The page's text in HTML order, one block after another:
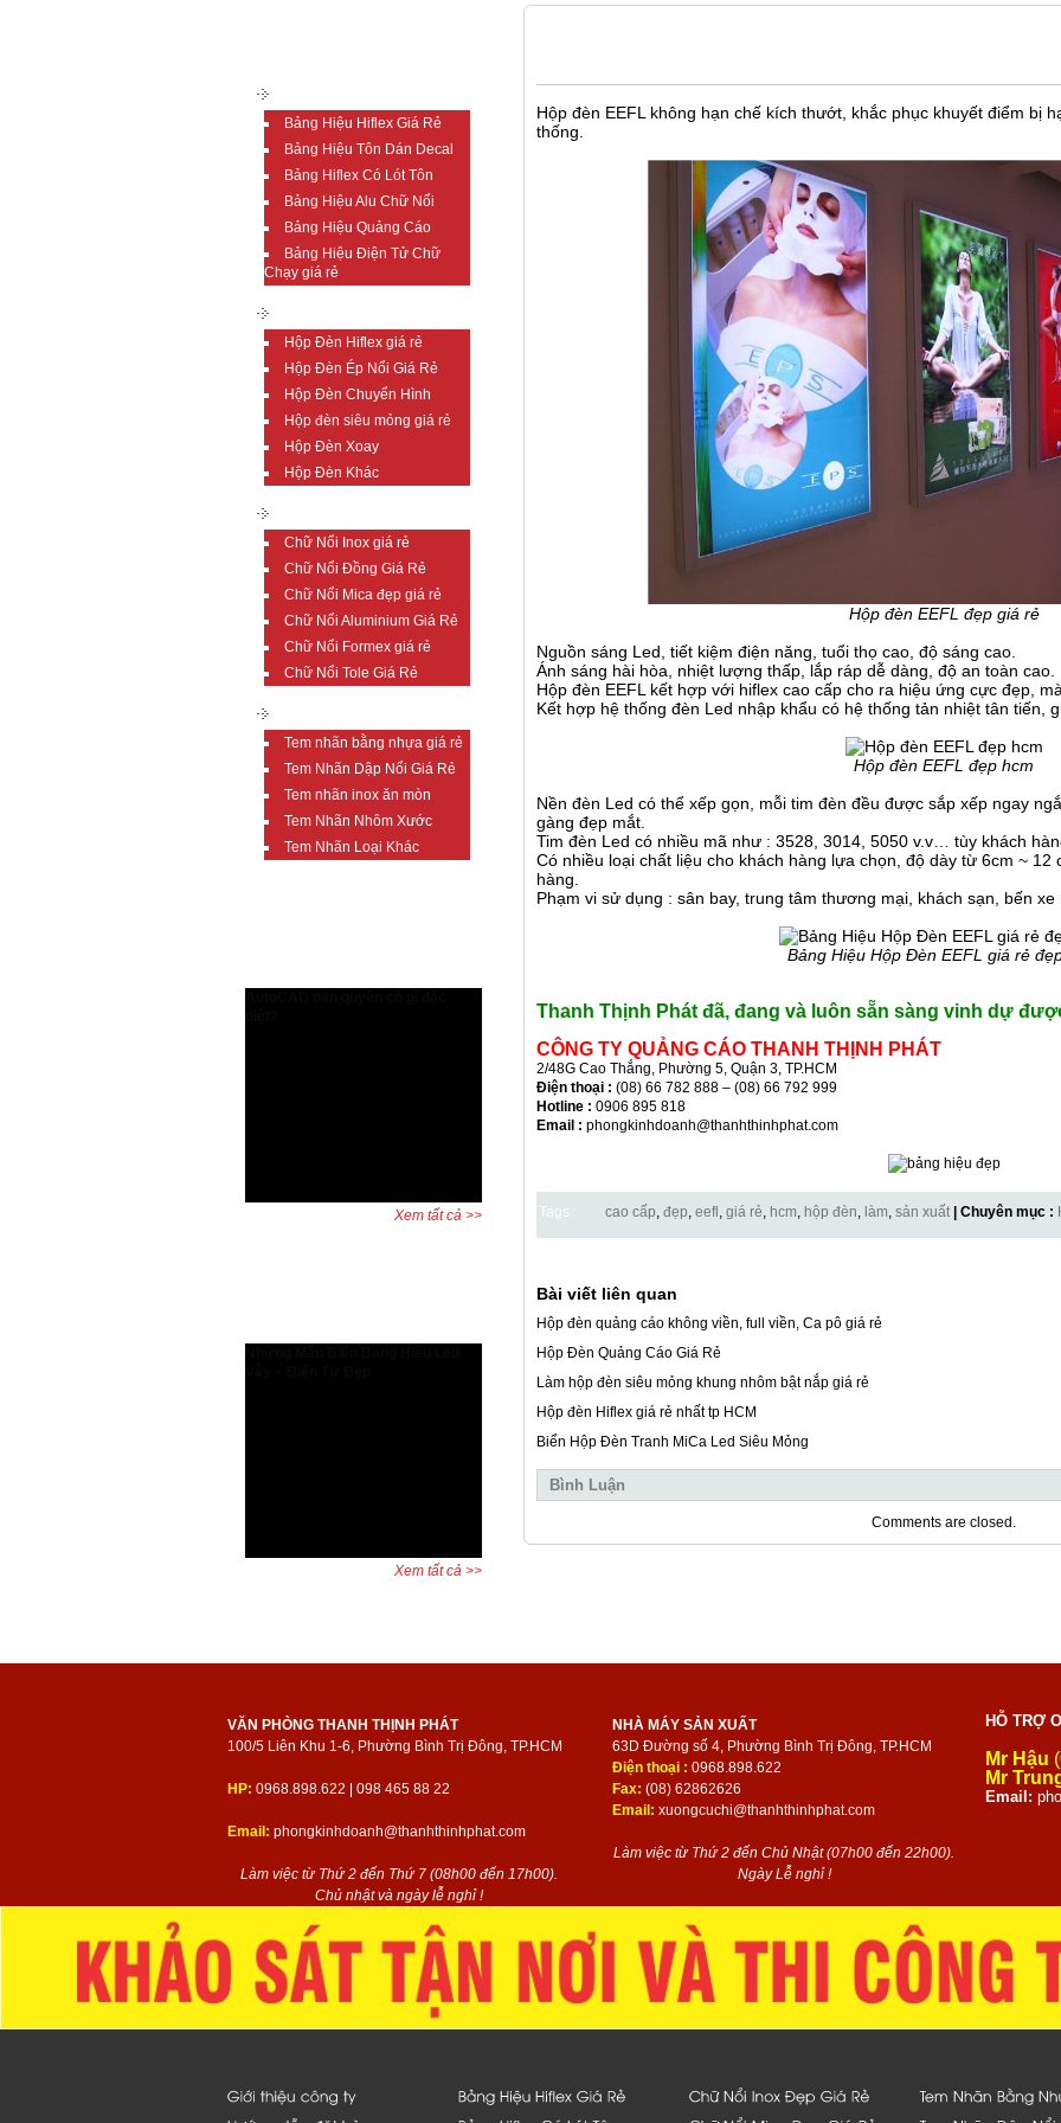
Bảng Hiệu Hiflex Giá Rẻ
Bảng Hiệu Tôn Dán Decal
Bảng Hiflex Có Lót Tôn
Bảng Hiệu Alu Chữ Nổi
Bảng Hiệu Quảng Cáo
Bảng Hiệu Điện Tử Chữ
Chạy giá rẻ
Hộp Đèn Hiflex giá rẻ
Hộp Đèn Ép Nổi Giá Rẻ
Hộp Đèn Chuyển Hình
Hộp đèn siêu mỏng giá rẻ
Hộp Đèn Xoay
Hộp Đèn Khác
Chữ Nổi Inox giá rẻ
Chữ Nổi Đồng Giá Rẻ
Chữ Nổi Mica đẹp giá rẻ
Chữ Nổi Aluminium Giá Rẻ
Chữ Nổi Formex giá rẻ
Chữ Nổi Tole Giá Rẻ
Tem nhãn bằng nhựa giá rẻ
Tem Nhãn Dập Nổi Giá Rẻ
Tem nhãn inox ăn mòn
Tem Nhãn Nhôm Xước
Tem Nhãn Loại Khác
Xem tất cả >>
Xem tất cả >>
Hộp đèn EEFL không hạn chế kích thướt, khắc phục khuyết điểm bị
thống.
Hộp đèn EEFL đẹp giá rẻ
Nguồn sáng Led, tiết kiệm điện năng, tuổi thọ cao, độ sáng cao.
Ánh sáng hài hòa, nhiệt lượng thấp, lắp ráp dễ dàng, độ an toàn cao.
Hộp đèn EEFL kết hợp với hiflex cao cấp cho ra hiệu ứng cực đẹp,
Kết hợp hệ thống đèn Led nhập khẩu có hệ thống tản nhiệt tân tiến,
Hộp đèn EEFL đẹp hcm
Nền đèn Led có thể xếp gọn, mỗi tim đèn đều được sắp xếp ngay
gàng đẹp mắt.
Tim đèn Led có nhiều mã như : 3528, 3014, 5050 v.v… tùy khách
Có nhiều loại chất liệu cho khách hàng lựa chọn, độ dày từ 6cm ~ 12
hàng.
Phạm vi sử dụng : sân bay, trung tâm thương mại, khách sạn, bến xe
Bảng Hiệu Hộp Đèn EEFL giá rẻ
Thanh Thịnh Phát đã, đang và luôn sẵn sàng vinh dự
CÔNG TY QUẢNG CÁO THANH THỊNH PHÁT
2/48G Cao Thắng, Phường 5, Quận 3, TP.HCM
Điện thoại : (08) 66 782 888 – (08) 66 792 999
Hotline : 0906 895 818
Email : phongkinhdoanh@thanhthinhphat.com
Tags : cao cấp, đẹp, eefl , giá rẻ, hcm, hộp đèn, làm, sản xuất | Chuyên mục :
Bài viết liên quan
Hộp đèn quảng cáo không viền, full viền, Ca pô giá rẻ
Hộp Đèn Quảng Cáo Giá Rẻ
Làm hộp đèn siêu mỏng khung nhôm bật nắp giá rẻ
Hộp đèn Hiflex giá rẻ nhất tp HCM
Biển Hộp Đèn Tranh MiCa Led Siêu Mỏng
Bình Luận
Comments are closed.
VĂN PHÒNG THANH THỊNH PHÁT
100/5 Liên Khu 1-6, Phường Bình Trị Đông, TP.HCM
HP: 0968.898.622 | 098 465 88 22
Email: phongkinhdoanh@thanhthinhphat.com
Làm việc từ Thứ 2 đến Thứ 7 (08h00 đến 17h00).
Chủ nhật và ngày lễ nghỉ !
NHÀ MÁY SẢN XUẤT
63D Đường số 4, Phường Bình Trị Đông, TP.HCM
Điện thoại : 0968.898.622
Fax: (08) 62862626
Email: xuongcuchi@thanhthinhphat.com
Làm việc từ Thứ 2 đến Chủ Nhật (07h00 đến 22h00).
Ngày Lễ nghỉ !
HỖ TRỢ
Mr Hậu
Mr
Email: